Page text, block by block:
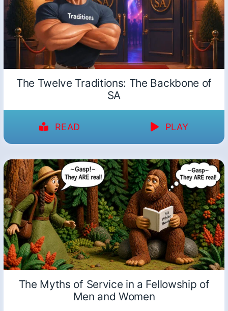
The Twelve Traditions: The Backbone of
SA
READ PLAY
The Myths of Service in a Fellowship of
Men and Women